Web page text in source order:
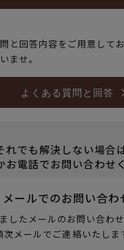
と回答内容をご用意して
ませ。
よくある質問と回答
れでも解決しない場合は
お電話でお問い合わせ
メールでのお問い合わ
したメールのお問い合わせ
次メールでご連絡いたしま